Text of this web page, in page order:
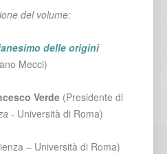
del volume:
delle origini
Mecci)
Verde(Presidente di
- Università di Roma)
– Università di Roma)